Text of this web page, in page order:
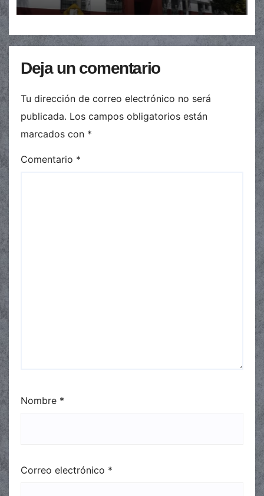
Deja un comentario
Tu dirección de correo electrónico no será
publicada. Los campos obligatorios están
marcados con *
Comentario *
Nombre *
Correo electrónico *